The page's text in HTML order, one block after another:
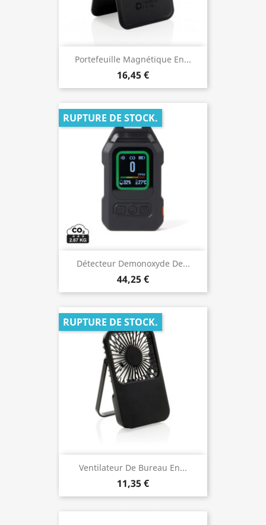
Portefeuille Magnétique En...
16,45 €
Détecteur Demonoxyde De...
44,25 €
RUPTURE DE STOCK.
Ventilateur De Bureau En...
11,35 €
RUPTURE DE STOCK.